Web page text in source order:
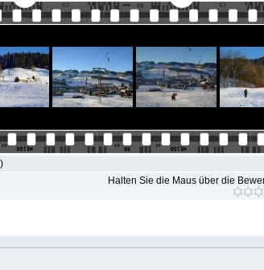
Halten Sie die Maus über die